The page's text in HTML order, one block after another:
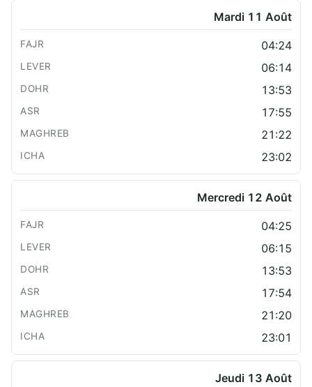
Mardi 11 Août
04:24
06:14
13:53
17:55
21:22
23:02
Mercredi 12 Août
04:25
06:15
13:53
17:54
21:20
23:01
Jeudi 13 Août